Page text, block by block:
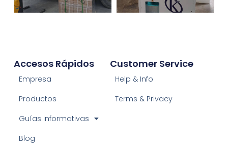
Customer Service
Help & Info
Terms & Privacy
Accesos Rápidos
Empresa
Productos
Guías informativas
Blog